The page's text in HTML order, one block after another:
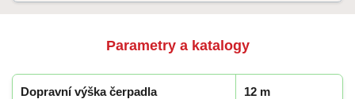
Parametry a katalogy
Dopravní výška čerpadla 12 m